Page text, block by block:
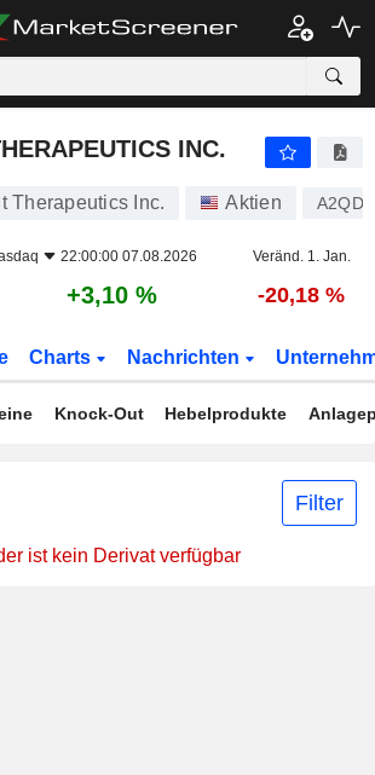
INC.
INC.
Therapeutics Inc. Aktien
22:00:00 07.08.2026 Veränd. 1. Jan.
+3,10 % -20,18 %
Charts Nachrichten
Knock-Out Hebelprodukte
Filter
ist kein Derivat verfügbar